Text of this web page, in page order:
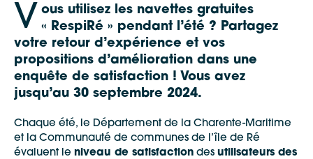
V ous utilisez les navettes gratuites
« RespiRé » pendant l’été ? Partagez
votre retour d’expérience et vos
propositions d’amélioration dans une
enquête de satisfaction ! Vous avez
jusqu’au 30 septembre 2024.
Chaque été, le Département de la Charente-Maritime
et la Communauté de communes de l’île de Ré
évaluent le niveau de satisfaction des utilisateurs des